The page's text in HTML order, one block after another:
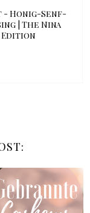
- Honig-Senf-
| The Nina
Edition